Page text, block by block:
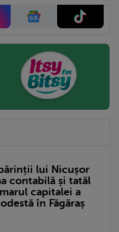
lui Nicușor
contabilă și tatăl
capitalei a
în Făgăraș